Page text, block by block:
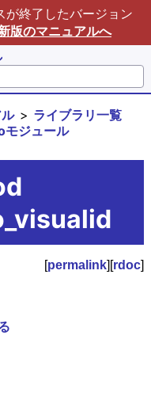
が終了したバージョン
版のマニュアルへ
ライブラリ一覧
ジュール
[permalink][rdoc]